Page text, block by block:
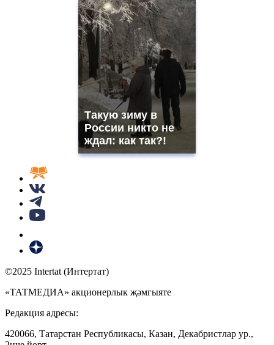
Такую зиму в
России никто не
ждал: как так?!
©2025 Intertat (Интертат)
«ТАТМЕДИА» акционерлык җәмгыяте
Редакция адресы:
420066, Татарстан Республикасы, Казан, Декабристлар ур.,